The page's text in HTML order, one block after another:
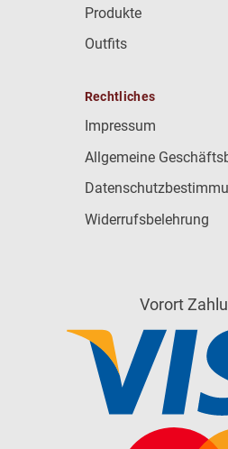
Produkte
Outfits
Rechtliches
Impressum
Allgemeine
Widerrufsbelehrung
Vorort